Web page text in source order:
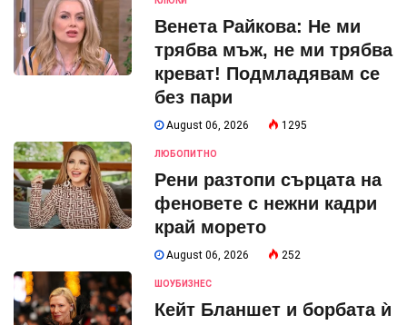
Венета Райкова: Не ми
трябва мъж, не ми трябва
креват! Подмладявам се
без пари
August 06, 2026 1295
ЛЮБОПИТНО
Рени разтопи сърцата на
феновете с нежни кадри
край морето
August 06, 2026 252
ШОУБИЗНЕС
Кейт Бланшет и борбата ѝ